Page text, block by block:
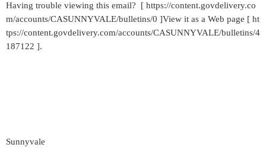
Having trouble viewing this email? [ https://content.govdelivery.co
m/accounts/CASUNNYVALE/bulletins/0 ]View it as a Web page [ ht
tps://content.govdelivery.com/accounts/CASUNNYVALE/bulletins/4
187122 ].
Sunnyvale